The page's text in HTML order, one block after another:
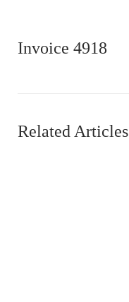
Invoice 4918
Related Articles